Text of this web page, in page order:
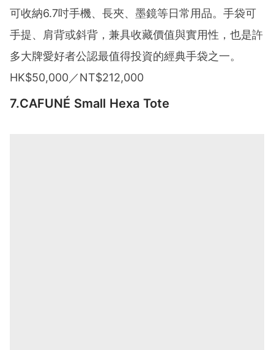
可收納6.7吋手機、長夾、墨鏡等日常用品。手袋可
手提、肩背或斜背，兼具收藏價值與實用性，也是許
多大牌愛好者公認最值得投資的經典手袋之一。
HK$50,000／NT$212,000
7.CAFUNÉ Small Hexa Tote